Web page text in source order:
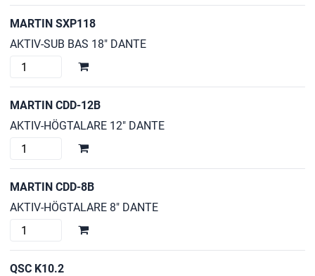
mängd
MARTIN SXP118
AKTIV-SUB BAS 18" DANTE
MARTIN
mängd
MARTIN CDD-12B
AKTIV-HÖGTALARE 12" DANTE
MARTIN
12B
MARTIN CDD-8B
AKTIV-HÖGTALARE 8" DANTE
MARTIN
8B
QSC K10.2